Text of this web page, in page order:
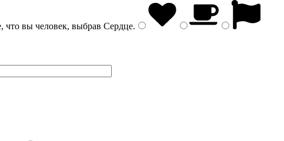
что вы человек, выбрав Сердце.